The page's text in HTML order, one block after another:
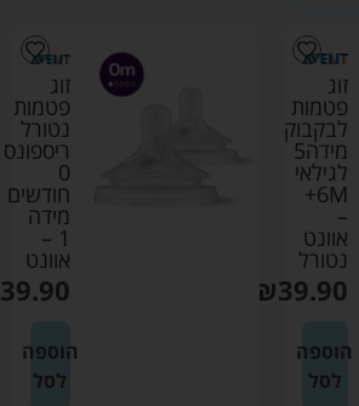
זוג
פטמות
לבקבוק
מידה5
לגילאי
6M+
–
אוונט
נטורל
₪39.90
הוספה
לסל
זוג
פטמות
נטורל
ריספונס
0
חודשים
מידה
1 –
אוונט
39.90
הוספה
לסל